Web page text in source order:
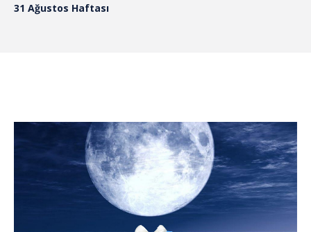
31 Ağustos Haftası